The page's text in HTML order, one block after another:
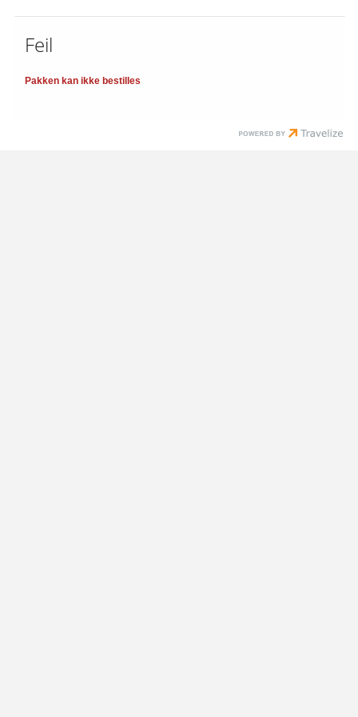
Feil
Pakken kan ikke bestilles